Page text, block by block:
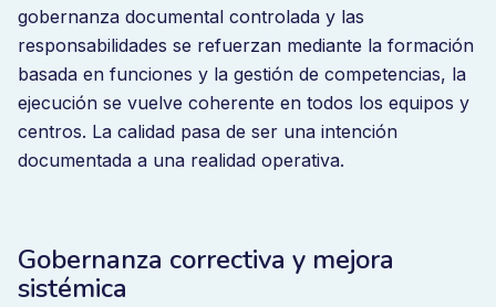
Más mercados.
Más expectativas de los clientes.
En respuesta, muchas organizaciones añaden
herramientas. Un repositorio de documentos. Un
rastreador de quejas. Una lista CAPA. Un planificador
revisa de forma aislada. Las no conformidades se
repiten. La revisión de la gestión se convierte en un
gobernanza documental controlada y las
responsabilidades se refuerzan mediante la formación
basada en funciones y la gestión de competencias, la
ejecución se vuelve coherente en todos los equipos y
centros. La calidad pasa de ser una intención
documentada a una realidad operativa.
Gobernanza correctiva y mejora
sistémica